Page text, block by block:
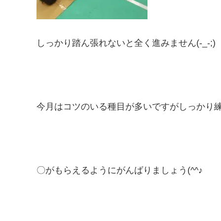
しっかり踏ん張れないと全く進みません(-_-;)
今月はコツのいる種目が多いですがしっかり
〇がもらえるようにがんばりましょう(^^♪